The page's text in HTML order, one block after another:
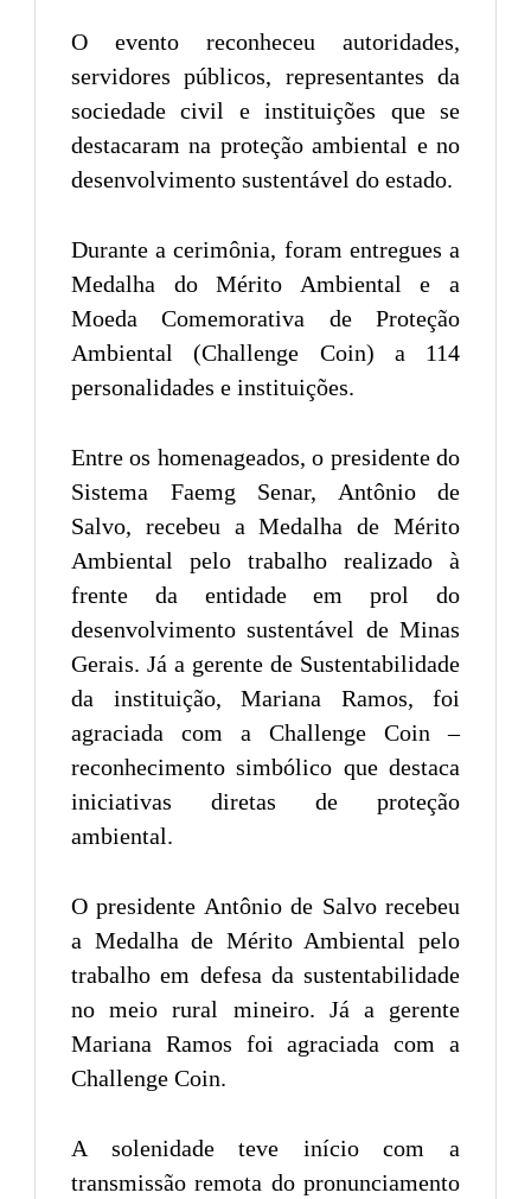
O evento reconheceu autoridades,
servidores públicos, representantes da
sociedade civil e instituições que se
destacaram na proteção ambiental e no
desenvolvimento sustentável do estado.
Durante a cerimônia, foram entregues a
Medalha do Mérito Ambiental e a
Moeda Comemorativa de Proteção
Ambiental (Challenge Coin) a 114
personalidades e instituições.
Entre os homenageados, o presidente do
Sistema Faemg Senar, Antônio de
Salvo, recebeu a Medalha de Mérito
Ambiental pelo trabalho realizado à
frente da entidade em prol do
desenvolvimento sustentável de Minas
Gerais. Já a gerente de Sustentabilidade
da instituição, Mariana Ramos, foi
agraciada com a Challenge Coin –
reconhecimento simbólico que destaca
iniciativas diretas de proteção
ambiental.
O presidente Antônio de Salvo recebeu
a Medalha de Mérito Ambiental pelo
trabalho em defesa da sustentabilidade
no meio rural mineiro. Já a gerente
Mariana Ramos foi agraciada com a
Challenge Coin.
A solenidade teve início com a
transmissão remota do pronunciamento